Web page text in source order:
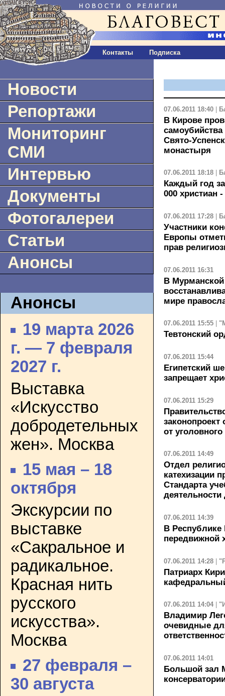
Контакты Подписка
Новости
Репортажи
Мониторинг
СМИ
Интервью
Документы
Фотогалереи
Статьи
Анонсы
Анонсы
19 марта 2026
г. — 7 февраля
2027 г.
Выставка
«Искусство
добродетельных
жен». Москва
15 мая – 18
октября
Экскурсии по
выставке
«Сакральное и
радикальное.
Красная нить
русского
искусства».
Москва
27 февраля –
30 августа
07.06.2011 18:40 |
В Кирове
Свято-
монастыря
07.06.2011 18:18
Каждый год
000 христиан
07.06.2011 17:28
Участники
Европы
прав
07.06.2011 16:31
В Мурманской
мире
07.06.2011 15:55
Тевтонский
07.06.2011 15:44
Египетский
запрещает
07.06.2011 15:29
от
07.06.2011 14:49
Отдел
катехизации
Стандарта
07.06.2011 14:39
В
передвижной
07.06.2011 14:28 |
Патриарх
07.06.2011 14:04
Владимир
очевидные
07.06.2011 14:01
Большой зал